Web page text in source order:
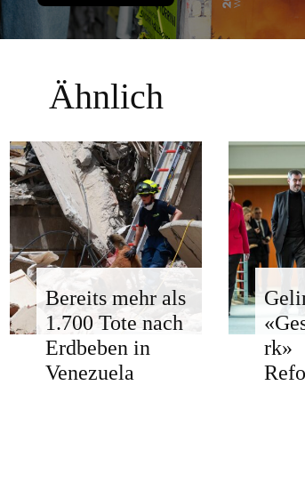
Ähnlich
Bereits mehr als
1.700 Tote nach
Erdbeben in
Venezuela
rk»